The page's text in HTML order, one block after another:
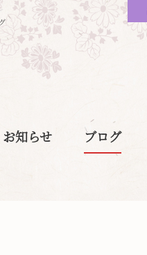
お知らせ ブログ